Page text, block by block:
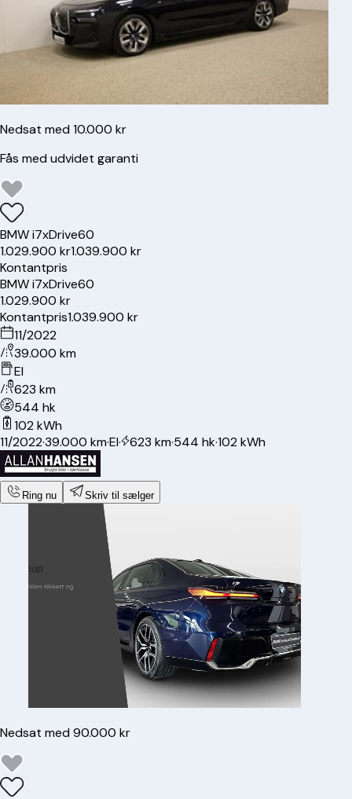
Nedsat med 10.000 kr
Fås med udvidet garanti
BMWi7xDrive60
1.029.900 kr1.039.900 kr
Kontantpris
BMWi7xDrive60
1.029.900 kr
Kontantpris1.039.900 kr
11/2022
39.000 km
El
623 km
544 hk
102 kWh
11/2022·39.000 km·El· 623 km·544 hk·102 kWh
Ring nu Skriv til sælger
Nedsat med 90.000 kr